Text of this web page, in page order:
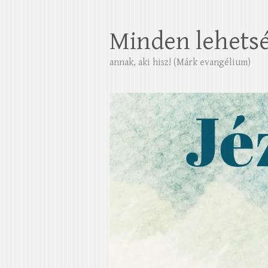
Minden
annak, aki hisz! (Márk evangélium)